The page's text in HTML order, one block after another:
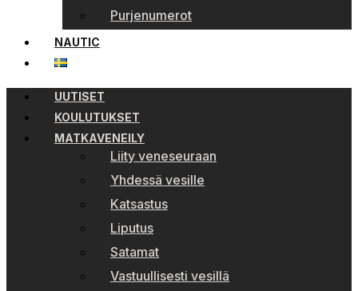
Purjenumerot
NAUTIC
UUTISET
KOULUTUKSET
MATKAVENEILY
Liity veneseuraan
Yhdessä vesille
Katsastus
Liputus
Satamat
Vastuullisesti vesillä